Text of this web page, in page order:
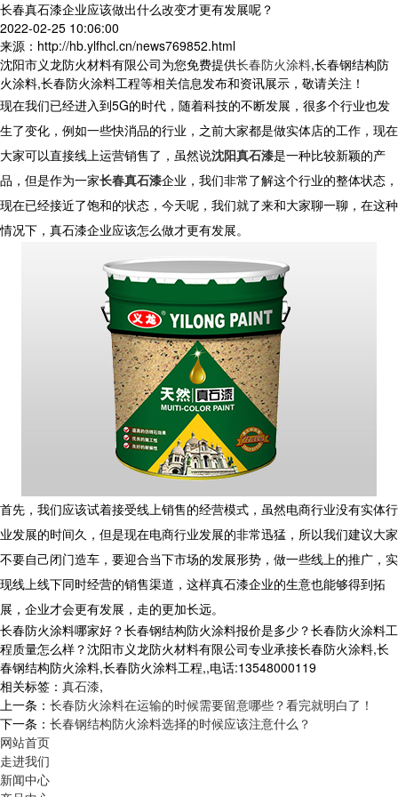
长春真石漆企业应该做出什么改变才更有发展呢？
2022-02-25 10:06:00
来源：http://hb.ylfhcl.cn/news769852.html
沈阳市义龙防火材料有限公司为您免费提供长春防火涂料,长春钢结构防
火涂料,长春防火涂料工程等相关信息发布和资讯展示，敬请关注！
现在我们已经进入到5G的时代，随着科技的不断发展，很多个行业也发
生了变化，例如一些快消品的行业，之前大家都是做实体店的工作，现在
大家可以直接线上运营销售了，虽然说沈阳真石漆是一种比较新颖的产
品，但是作为一家长春真石漆企业，我们非常了解这个行业的整体状态，
现在已经接近了饱和的状态，今天呢，我们就了来和大家聊一聊，在这种
情况下，真石漆企业应该怎么做才更有发展。
首先，我们应该试着接受线上销售的经营模式，虽然电商行业没有实体行
业发展的时间久，但是现在电商行业发展的非常迅猛，所以我们建议大家
不要自己闭门造车，要迎合当下市场的发展形势，做一些线上的推广，实
现线上线下同时经营的销售渠道，这样真石漆企业的生意也能够得到拓
展，企业才会更有发展，走的更加长远。
长春防火涂料哪家好？长春钢结构防火涂料报价是多少？长春防火涂料工
程质量怎么样？沈阳市义龙防火材料有限公司专业承接长春防火涂料,长
春钢结构防火涂料,长春防火涂料工程,,电话:13548000119
相关标签： 真石漆,
上一条： 长春防火涂料在运输的时候需要留意哪些？看完就明白了！
下一条： 长春钢结构防火涂料选择的时候应该注意什么？
网站首页
走进我们
新闻中心